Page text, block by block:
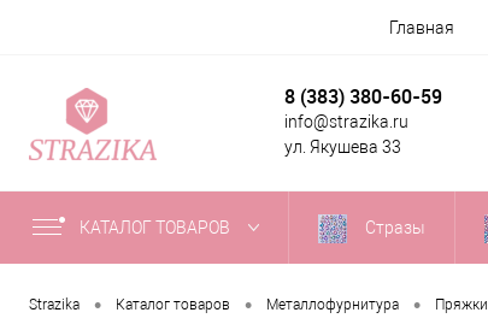
Главная
8 (383) 380-60-59
info@strazika.ru
ул. Якушева 33
КАТАЛОГ ТОВАРОВ Стразы
Strazika • Каталог товаров • Металлофурнитура • Пряжки